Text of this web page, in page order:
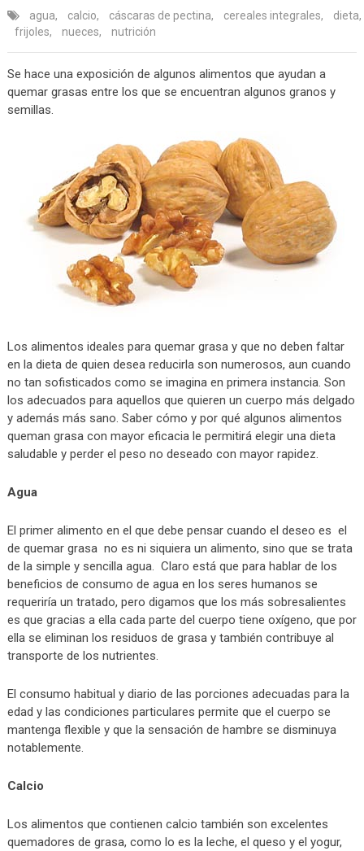
agua, calcio, cáscaras de pectina, cereales integrales, dieta,
frijoles, nueces, nutrición
Se hace una exposición de algunos alimentos que ayudan a
quemar grasas entre los que se encuentran algunos granos y
semillas.
Los alimentos ideales para quemar grasa y que no deben faltar
en la dieta de quien desea reducirla son numerosos, aun cuando
no tan sofisticados como se imagina en primera instancia. Son
los adecuados para aquellos que quieren un cuerpo más delgado
y además más sano. Saber cómo y por qué algunos alimentos
queman grasa con mayor eficacia le permitirá elegir una dieta
saludable y perder el peso no deseado con mayor rapidez.
Agua
El primer alimento en el que debe pensar cuando el deseo es el
de quemar grasa no es ni siquiera un alimento, sino que se trata
de la simple y sencilla agua. Claro está que para hablar de los
beneficios de consumo de agua en los seres humanos se
requeriría un tratado, pero digamos que los más sobresalientes
es que gracias a ella cada parte del cuerpo tiene oxígeno, que por
ella se eliminan los residuos de grasa y también contribuye al
transporte de los nutrientes.
El consumo habitual y diario de las porciones adecuadas para la
edad y las condiciones particulares permite que el cuerpo se
mantenga flexible y que la sensación de hambre se disminuya
notablemente.
Calcio
Los alimentos que contienen calcio también son excelentes
quemadores de grasa, como lo es la leche, el queso y el yogur,